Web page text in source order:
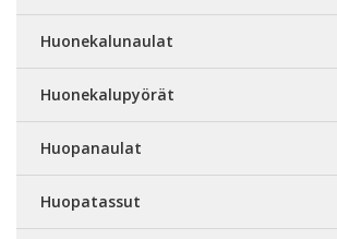
Huonekalunaulat
Huonekalupyörät
Huopanaulat
Huopatassut